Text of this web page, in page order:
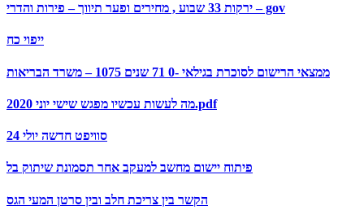
ירקות 33 שבוע , מחירים ופער תיווך – פירות והדרי – gov
ייפוי כח
ממצאי הרישום לסוכרת בגילאי -0 71 שנים 1075 – משרד הבריאות
מה לעשות עכשיו מפגש שישי יוני 2020.pdf
סוויפט חדשה יולי 24
פיתוח יישום מחשב למעקב אחר תסמונת שיתוק בל
הקשר בין צריכת חלב ובין סרטן המעי הגס